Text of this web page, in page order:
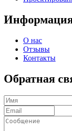
О нас
Отзывы
Контакты
Обратная